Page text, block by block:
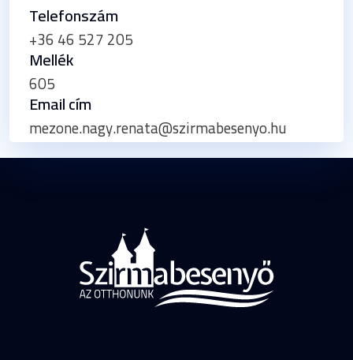
Telefonszám
+36 46 527 205
Mellék
605
Email cím
mezone.nagy.renata@szirmabesenyo.hu